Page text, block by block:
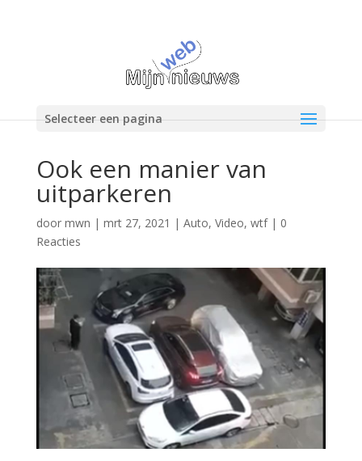
Selecteer een pagina
Ook een manier van
uitparkeren
door mwn | mrt 27, 2021 | Auto, Video, wtf| 0
Reacties